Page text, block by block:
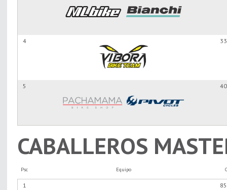
4
5
CABALLEROS
Psc Equipo
1